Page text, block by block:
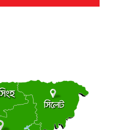
বিপাশার চড়-কাণ্ড
জামায়াত নেতৃত্বাধীন ১১
ছাত্রদল-শিবির